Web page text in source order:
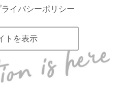
ライバシーポリシー
トを表示